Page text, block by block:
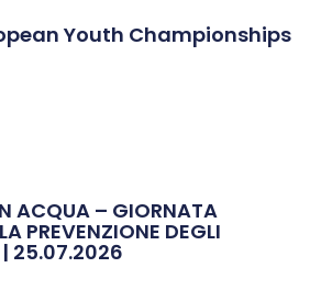
Youth Championships
ACQUA – GIORNATA
PREVENZIONE DEGLI
| 25.07.2026